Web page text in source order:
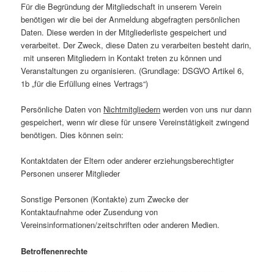
Für die Begründung der Mitgliedschaft in unserem Verein
benötigen wir die bei der Anmeldung abgefragten persönlichen
Daten. Diese werden in der Mitgliederliste gespeichert und
verarbeitet. Der Zweck, diese Daten zu verarbeiten besteht darin,
mit unseren Mitgliedern in Kontakt treten zu können und
Veranstaltungen zu organisieren. (Grundlage: DSGVO Artikel 6,
1b „für die Erfüllung eines Vertrags“)
Persönliche Daten von Nichtmitgliedern werden von uns nur dann
gespeichert, wenn wir diese für unsere Vereinstätigkeit zwingend
benötigen. Dies können sein:
Kontaktdaten der Eltern oder anderer erziehungsberechtigter
Personen unserer Mitglieder
Sonstige Personen (Kontakte) zum Zwecke der
Kontaktaufnahme oder Zusendung von
Vereinsinformationen/zeitschriften oder anderen Medien.
Betroffenenrechte